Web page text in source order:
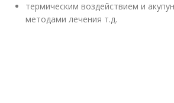
термическим воздействием и
методами лечения т.д.